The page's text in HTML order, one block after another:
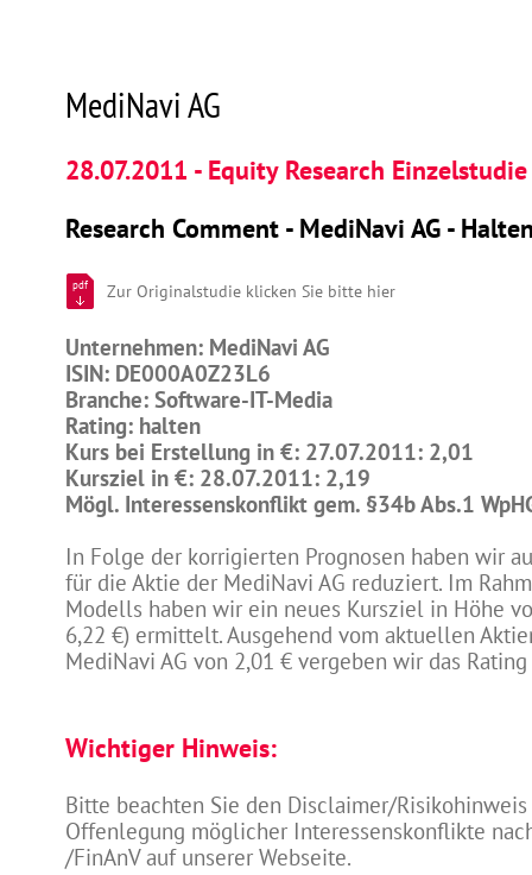
MediNavi AG
28.07.2011 - Equity Research
Research Comment - MediNavi AG -
pdf Zur Originalstudie klicken Sie bitte hier
Unternehmen: MediNavi AG
ISIN: DE000A0Z23L6
Branche: Software-IT-Media
Rating: halten
Kurs bei Erstellung in €: 27.07.2011: 2,01
Kursziel in €: 28.07.2011: 2,19
Mögl. Interessenskonflikt gem. §34b Abs.1
In Folge der korrigierten Prognosen haben wir
für die Aktie der MediNavi AG reduziert. Im
Modells haben wir ein neues Kursziel in Höhe
6,22 €) ermittelt. Ausgehend vom aktuellen
MediNavi AG von 2,01 € vergeben wir das
Wichtiger Hinweis:
Bitte beachten Sie den Disclaimer/
Offenlegung möglicher Interessenskonflikte
/FinAnV auf unserer Webseite.